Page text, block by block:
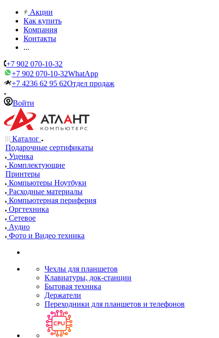
Акции
Как купить
Компания
Контакты
...
+7 902 070-10-32
+7 902 070-10-32WhatApp
+7 4236 62 95 62Отдел продаж
Войти
Каталог
Подарочные сертификаты
Уценка
Комплектующие
Принтеры
Компьютеры Ноутбуки
Расходные материалы
Компьютерная периферия
Оргтехника
Сетевое
Аудио
Фото и Видео техника
Чехлы для планшетов
Клавиатуры, док-станции
Бытовая техника
Держатели
Переходники для планшетов и телефонов